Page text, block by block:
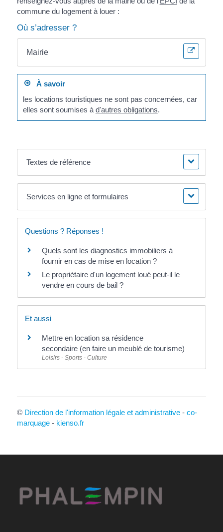
commune du logement à louer :
Où s’adresser ?
Mairie
À savoir
les locations touristiques ne sont pas concernées, car
elles sont soumises à d'autres obligations.
Textes de référence
Services en ligne et formulaires
Questions ? Réponses !
Quels sont les diagnostics immobiliers à
fournir en cas de mise en location ?
Le propriétaire d'un logement loué peut-il le
vendre en cours de bail ?
Et aussi
Mettre en location sa résidence
secondaire (en faire un meublé de tourisme)
Loisirs - Sports - Culture
© Direction de l'information légale et administrative- co-
marquage- kienso.fr